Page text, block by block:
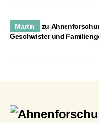
Martin zu
Geschwister und